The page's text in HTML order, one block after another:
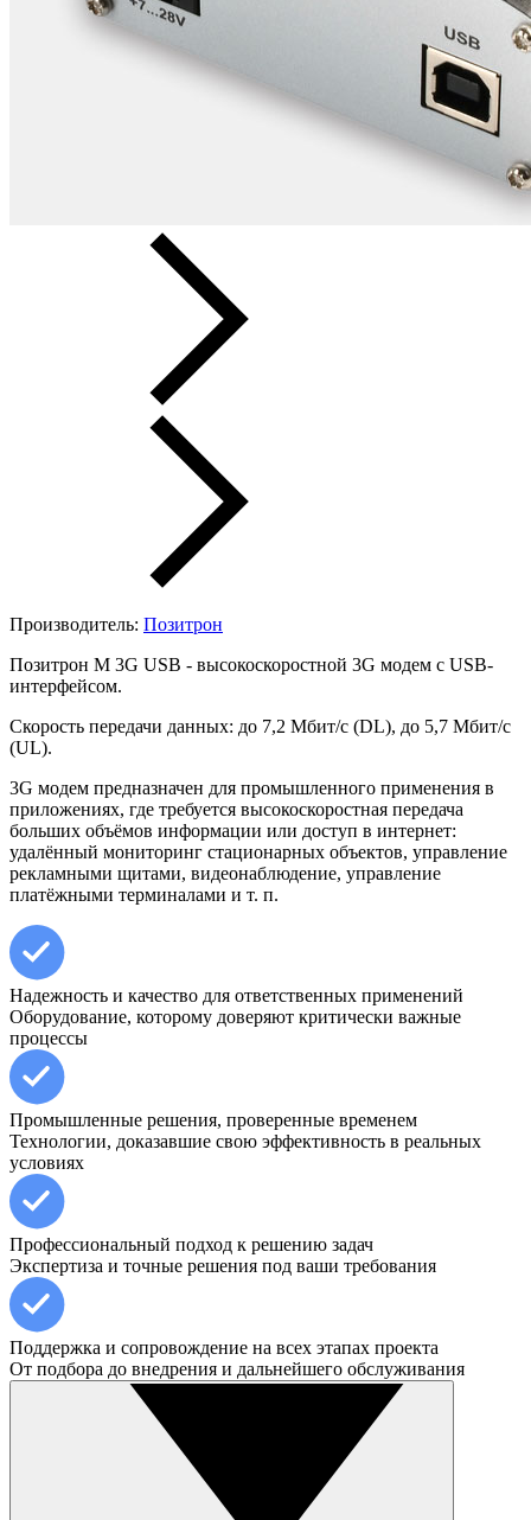
Производитель: Позитрон
Позитрон M 3G USB - высокоскоростной 3G модем с USB-
интерфейсом.
Скорость передачи данных: до 7,2 Мбит/с (DL), до 5,7 Мбит/с
(UL).
3G модем предназначен для промышленного применения в
приложениях, где требуется высокоскоростная передача
больших объёмов информации или доступ в интернет:
удалённый мониторинг стационарных объектов, управление
рекламными щитами, видеонаблюдение, управление
платёжными терминалами и т. п.
Надежность и качество для ответственных применений
Оборудование, которому доверяют критически важные
процессы
Промышленные решения, проверенные временем
Технологии, доказавшие свою эффективность в реальных
условиях
Профессиональный подход к решению задач
Экспертиза и точные решения под ваши требования
Поддержка и сопровождение на всех этапах проекта
От подбора до внедрения и дальнейшего обслуживания